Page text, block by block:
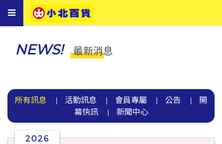
Toggle
navigation
NEWS! 最新消息
所有訊息 | 活動訊息 | 會員專屬 | 公告 |
開
幕快訊| 新聞中心
2026